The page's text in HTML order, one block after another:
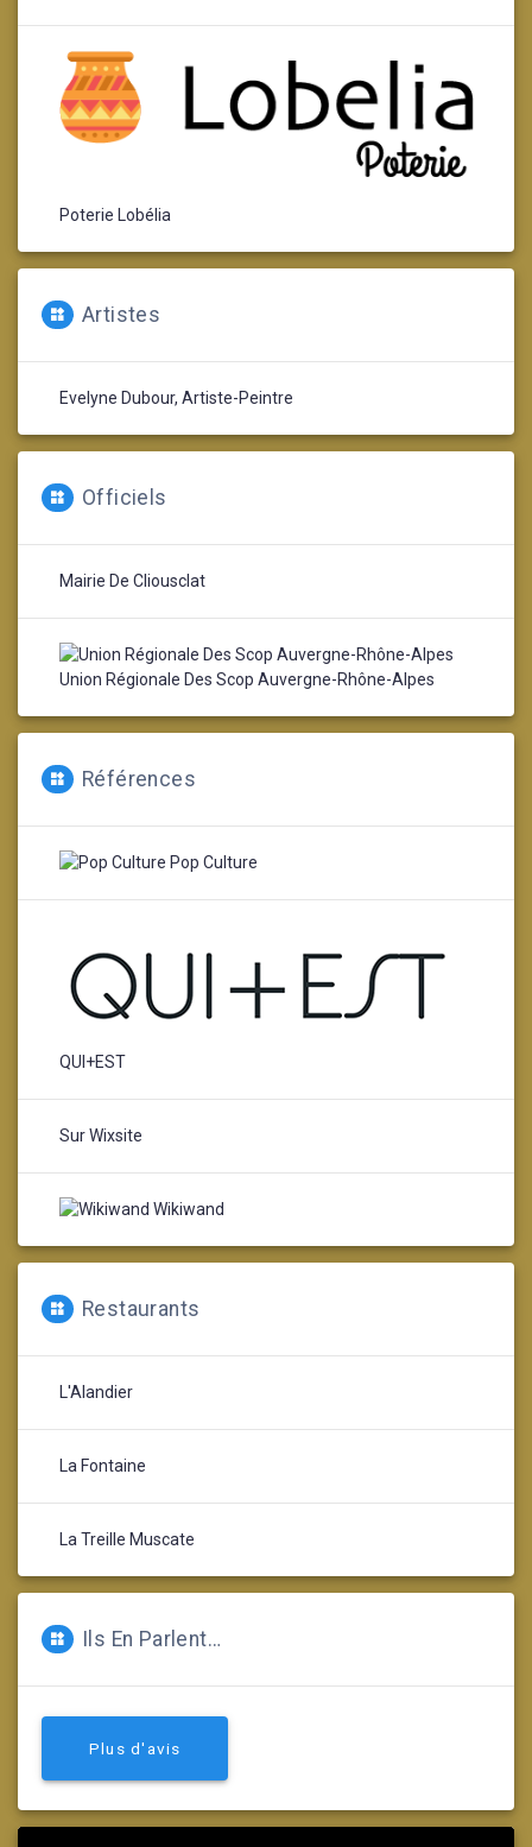
Poterie Lobélia
Artistes
Evelyne Dubour, Artiste-Peintre
Officiels
Mairie De Cliousclat
Union Régionale Des Scop Auvergne-Rhône-Alpes
Références
Pop Culture
QUI+EST
Sur Wixsite
Wikiwand
Restaurants
L'Alandier
La Fontaine
La Treille Muscate
Ils En Parlent…
Plus d'avis